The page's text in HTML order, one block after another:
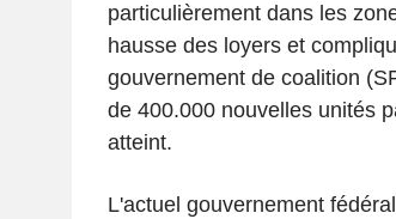
particulièrement dans les
hausse des loyers et
gouvernement de coalition
de 400.000 nouvelles unités
atteint.
L'actuel gouvernement